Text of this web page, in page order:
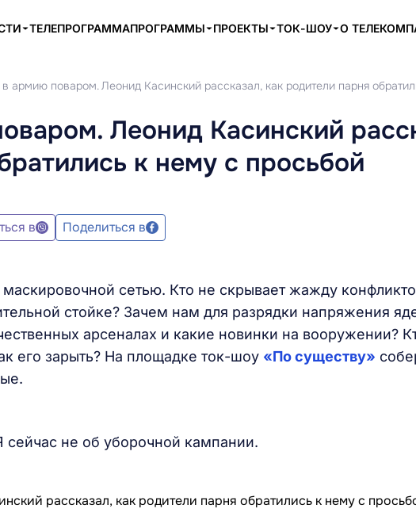
ТЕЛЕПРОГРАММАПРОГРАММЫ ПРОЕКТЫ ТОК-ШОУ О
армию поваром. Леонид Касинский рассказал, как родители парня
Леонид Касинский
к нему с просьбой
в Поделиться в
сетью. Кто не скрывает жажду
стойке? Зачем нам для разрядки напряжения
арсеналах и какие новинки на вооружении?
его зарыть? На площадке ток-шоу «По существу»
сейчас не об уборочной кампании.